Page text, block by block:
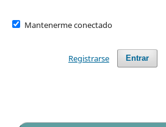
Mantenerme conectado
Entrar
Registrarse